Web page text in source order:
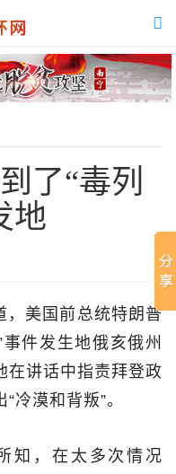
了“毒列
地
，美国前总统特朗普
件发生地俄亥俄州
在讲话中指责拜登政
冷漠和背叛”。
知，在太多次情况